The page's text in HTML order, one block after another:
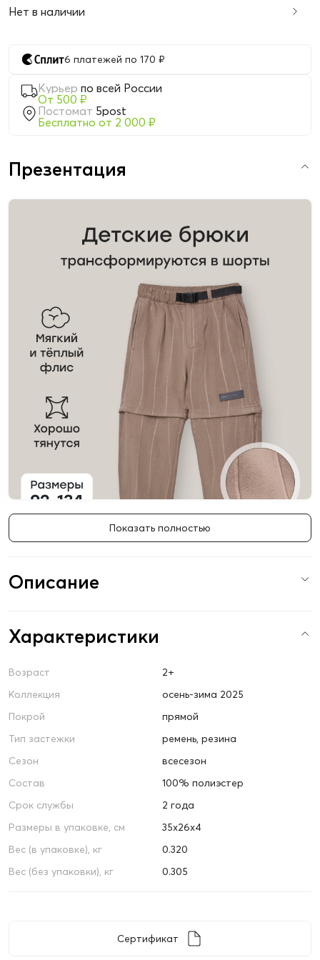
Нет в наличии
6 платежей по 170 ₽
Курьер по всей России
От 500 ₽
Постомат 5post
Бесплатно от 2 000 ₽
Презентация
Показать полностью
Описание
Характеристики
Возраст
2+
Коллекция
осень-зима 2025
Покрой
прямой
Тип застежки
ремень, резина
Сезон
всесезон
Состав
100% полиэстер
Срок службы
2 года
Размеры в упаковке, см
35х26х4
Вес (в упаковке), кг
0.320
Вес (без упаковки), кг
0.305
Сертификат